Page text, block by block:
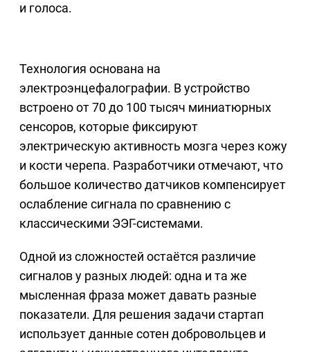
и голоса.
Технология основана на
электроэнцефалографии. В устройство
встроено от 70 до 100 тысяч миниатюрных
сенсоров, которые фиксируют
электрическую активность мозга через кожу
и кости черепа. Разработчики отмечают, что
большое количество датчиков компенсирует
ослабление сигнала по сравнению с
классическими ЭЭГ-системами.
Одной из сложностей остаётся различие
сигналов у разных людей: одна и та же
мысленная фраза может давать разные
показатели. Для решения задачи стартап
использует данные сотен добровольцев и